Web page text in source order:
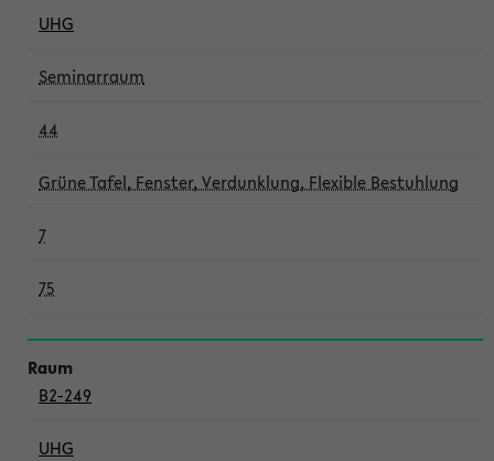
UHG
Seminarraum
44
Grüne Tafel, Fenster, Verdunklung, Flexible Bestuhlung
7
75
B2-249
UHG